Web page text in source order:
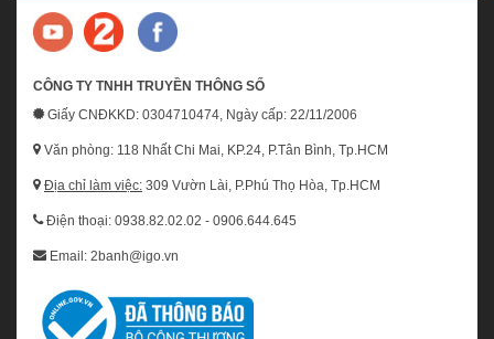
CÔNG TY TNHH TRUYỀN THÔNG SỐ
Giấy CNĐKKD: 0304710474, Ngày cấp: 22/11/2006
Văn phòng: 118 Nhất Chi Mai, KP.24, P.Tân Bình, Tp.HCM
Địa chỉ làm việc: 309 Vườn Lài, P.Phú Thọ Hòa, Tp.HCM
Điện thoại: 0938.82.02.02 - 0906.644.645
Email: 2banh@igo.vn